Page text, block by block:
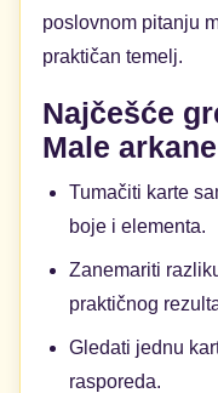
poslovnom pitanju
praktičan temelj.
Najčešće
Male arkane
Tumačiti karte
boje i elementa.
Zanemariti
praktičnog
Gledati jednu
rasporeda.